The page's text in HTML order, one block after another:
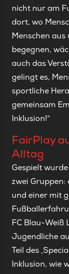
nicht nur am
dort, wo
Menschen
begegnen,
auch das
gelingt es,
sportliche
gemeinsam
Inklusion!“
FairPlay
Alltag
Gespielt
zwei
und einer mit
FC Blau-Weiß
Jugendliche
Teil des
Inklusion, wie